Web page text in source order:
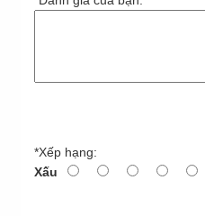
*Xếp hạng:
Xấu